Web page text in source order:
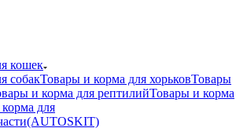
кошек
собакТовары и корма для хорьковТовары
и корма для рептилийТовары и корма
для